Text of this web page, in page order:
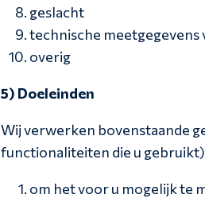
geslacht
technische meetgegevens
overig
5) Doeleinden
Wij verwerken bovenstaande
functionaliteiten die u
om het voor u mogelijk te